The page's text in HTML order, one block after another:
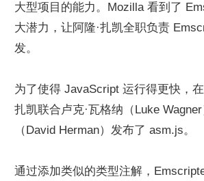
大型项目的能力。Mozilla 看到了
大潜力，让阿隆·扎凯全职负责
发。
为了使得 JavaScript 运行得更快，
扎凯联合卢克·瓦格纳（Luke
（David Herman）发布了 asm.js。
通过添加类似的类型注解，